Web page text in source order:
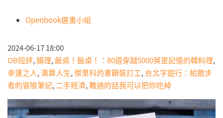
Openbook選書小組
2024-06-17 18:00
OB短評, 腸理,飯桌！飯桌！：80道穿越5000英里記憶的韓料理,
幸運之人,演算人生,傑里科的書籍裝訂工, 台北字遊行：給散步
者的冒險筆記, 二手經濟,難過的話我可以把你吃掉